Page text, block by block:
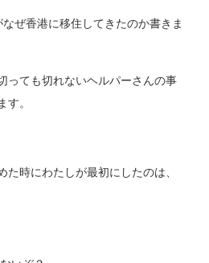
ぜ香港に移住してきたのか書きま
っても切れないヘルパーさんの事
す。
た時にわたしが最初にしたのは、